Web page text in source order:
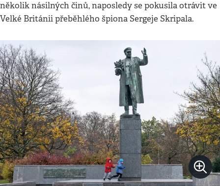
několik násilných činů, naposledy se pokusila otrávit ve
Velké Británii přeběhlého špiona Sergeje Skripala.